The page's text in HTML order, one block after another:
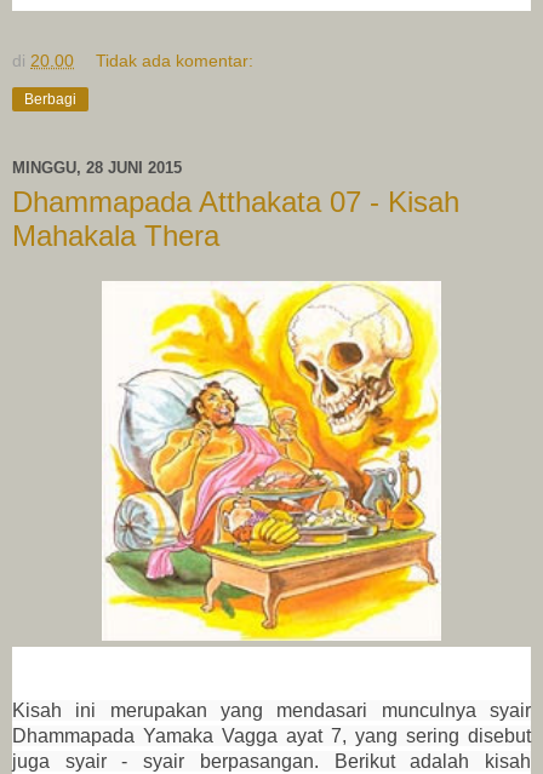
di 20.00 Tidak ada komentar:
Berbagi
MINGGU, 28 JUNI 2015
Dhammapada Atthakata 07 - Kisah
Mahakala Thera
Kisah ini merupakan yang mendasari munculnya syair
Dhammapada Yamaka Vagga ayat 7, yang sering disebut
juga syair - syair berpasangan. Berikut adalah kisah